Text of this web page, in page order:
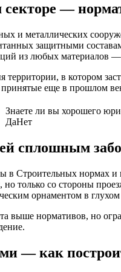
секторе —
и металлических
защитными
из любых материалов
территории, в котором
еще в прошлом
Знаете ли вы хорошего
ДаНет
сплошным
Строительных нормах
только со стороны
орнаментом в
нормативов, но
— как